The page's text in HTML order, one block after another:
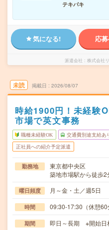
テキパキ
気になる! 応
派遣会社 株式会社
未読 掲載日 2026/08/07
時給1900円！未経験
市場で英文事務
職種未経験OK 交通費別途支給あ
正社員への紹介予定派遣
勤務地
東京都中央区
築地市場駅から徒歩
曜日頻度 月～金・土／週5日
時間 09:30-17:30（休憩60
期間 即日～長期 ※開始日